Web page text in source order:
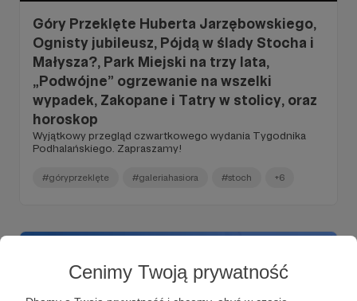
Cenimy Twoją prywatność
Góry Przeklęte Huberta Jarzębowskiego,
Ognisty jubileusz, Pójdą w ślady Stocha i
Małysza?, Park Miejski na trzy lata,
„Podwójne” ogrzewanie na wszelki
wypadek, Zakopane i Tatry w stolicy, oraz
horoskop
Wyjątkowy przegląd czwartkowego wydania Tygodnika
Podhalańskiego. Zapraszamy!
#góryprzeklęte #galeriahasiora #stoch +6